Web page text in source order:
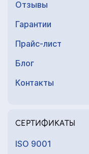
Отзывы
Гарантии
Прайс-лист
Блог
Контакты
СЕРТИФИКАТЫ
ISO 9001